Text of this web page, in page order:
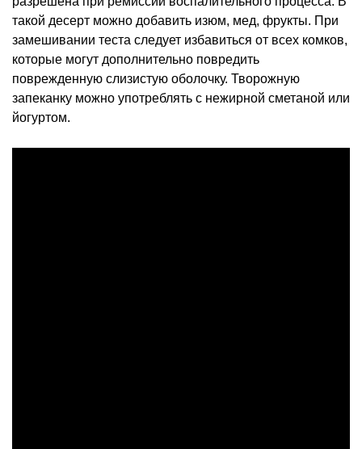
такой десерт можно добавить изюм, мед, фрукты. При
замешивании теста следует избавиться от всех комков,
которые могут дополнительно повредить
поврежденную слизистую оболочку. Творожную
запеканку можно употреблять с нежирной сметаной или
йогуртом.